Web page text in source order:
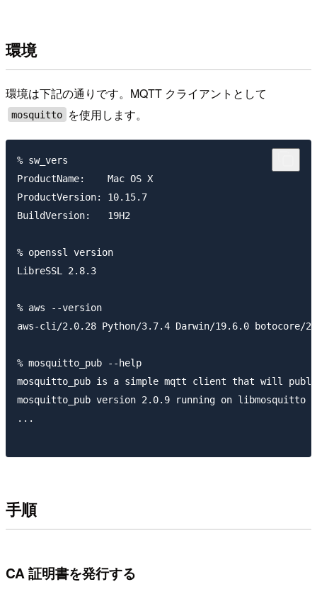
環境
環境は下記の通りです。MQTT クライアントとして
mosquitto を使用します。
% sw_vers
ProductName:	Mac OS X
ProductVersion:	10.15.7
BuildVersion:	19H2
% openssl version
LibreSSL 2.8.3
% aws --version
aws-cli/2.0.28 Python/3.7.4 Darwin/19.6.0 botocore/
% mosquitto_pub --help
mosquitto_pub is a simple mqtt client that will
mosquitto_pub version 2.0.9 running on libmosquitto
...
手順
CA 証明書を発行する